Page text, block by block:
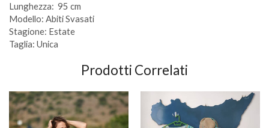
Lunghezza: 95 cm
Modello: Abiti Svasati
Stagione: Estate
Taglia: Unica
Prodotti Correlati